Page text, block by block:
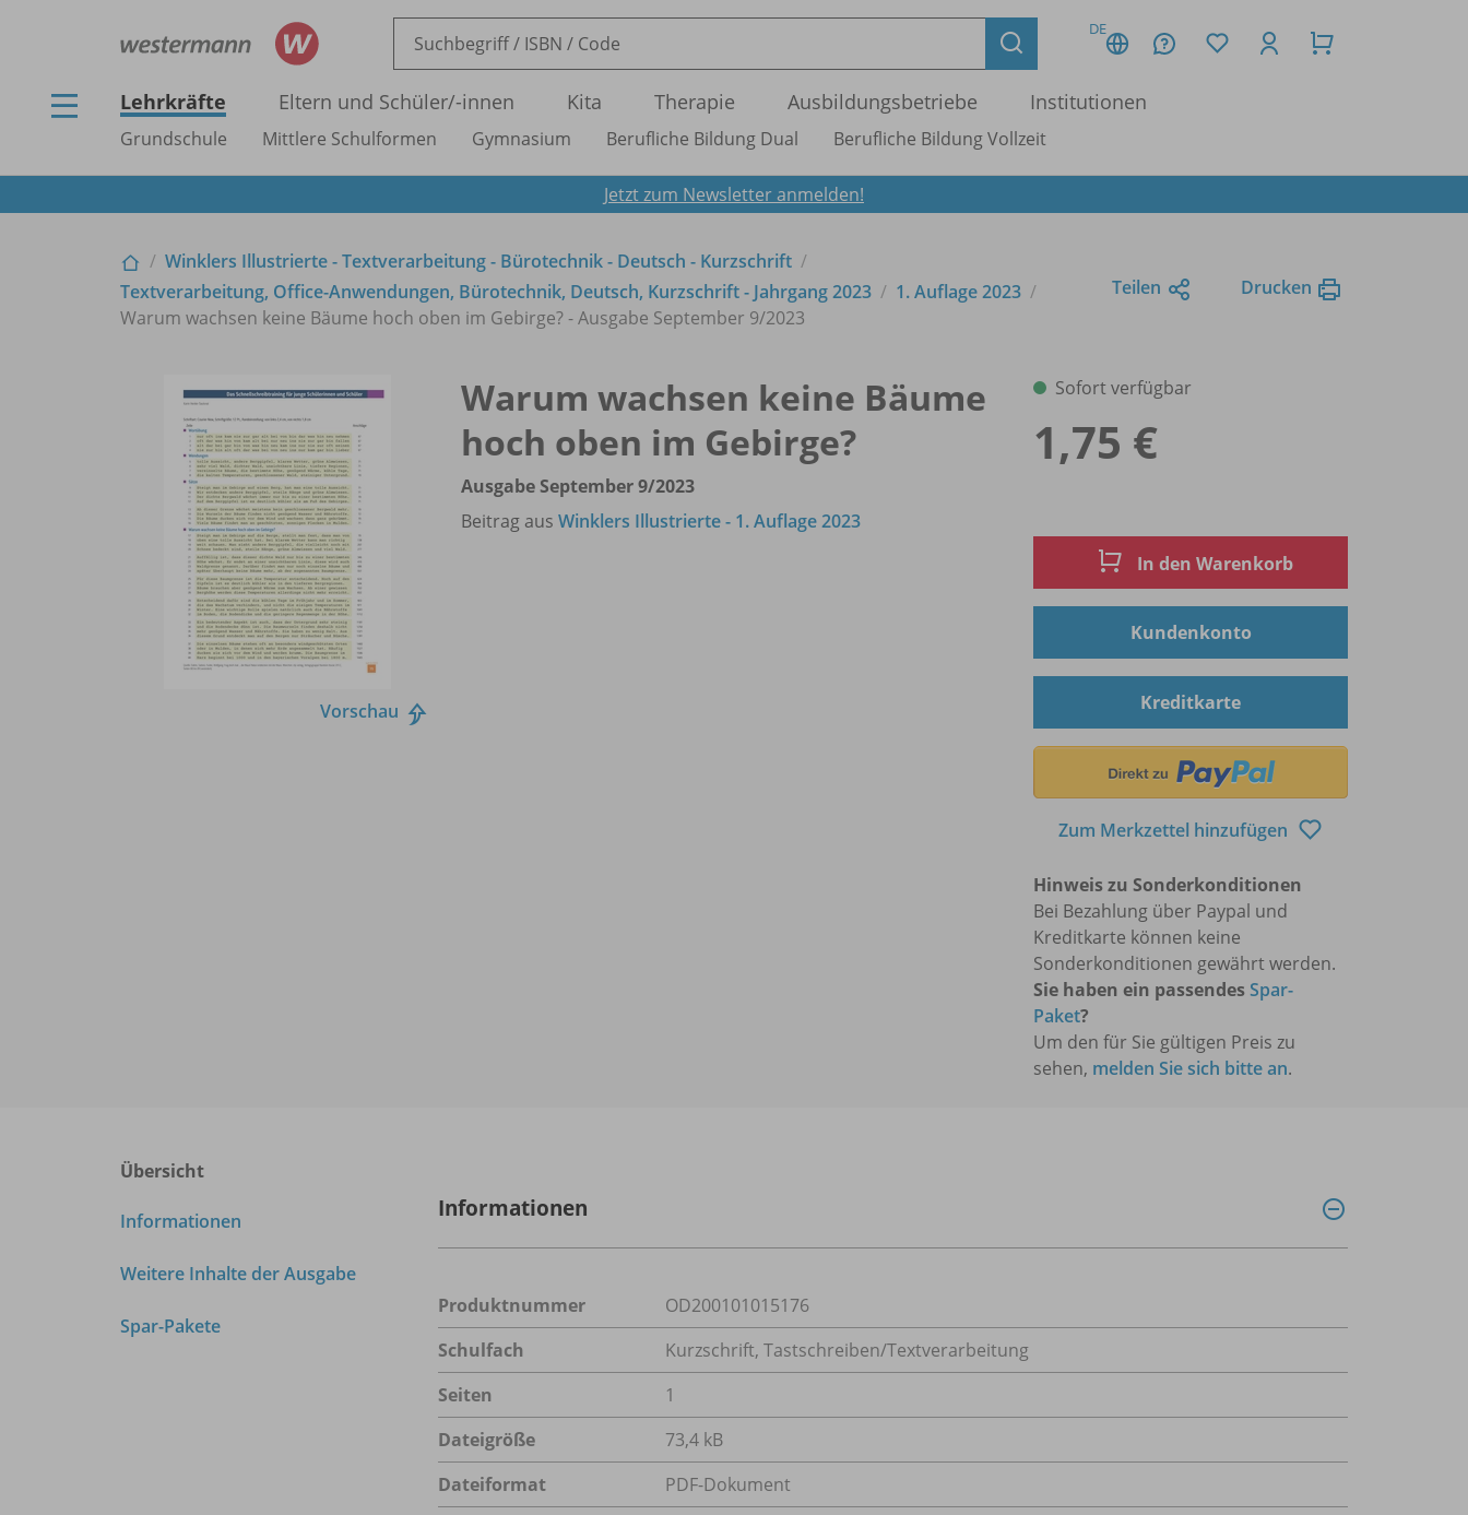
DE
Lehrkräfte Eltern und Schüler/-innen Kita Therapie Ausbildungsbetriebe Institutionen
Grundschule Mittlere Schulformen Gymnasium Berufliche Bildung Dual Berufliche Bildung Vollzeit
Jetzt zum Newsletter anmelden!
Winklers Illustrierte - Textverarbeitung - Bürotechnik - Deutsch - Kurzschrift
Textverarbeitung, Office-Anwendungen, Bürotechnik, Deutsch, Kurzschrift - Jahrgang 2023
1. Auflage 2023
Warum wachsen keine Bäume hoch oben im Gebirge? - Ausgabe September 9/2023
Teilen Drucken
Vorschau
Warum wachsen keine Bäume
hoch oben im Gebirge?
Ausgabe September 9/2023
Beitrag aus Winklers Illustrierte - 1. Auflage 2023
Sofort verfügbar
1,75 €
In den Warenkorb
Kundenkonto
Kreditkarte
Zum Merkzettel hinzufügen
Hinweis zu Sonderkonditionen
Bei Bezahlung über Paypal und
Kreditkarte können keine
Sonderkonditionen gewährt werden.
Sie haben ein passendesSpar-
Paket?
Um den für Sie gültigen Preis zu
sehen, melden Sie sich bitte an.
Übersicht
Informationen
Weitere Inhalte der Ausgabe
Spar-Pakete
Informationen
Produktnummer
OD200101015176
Schulfach
Kurzschrift, Tastschreiben/Textverarbeitung
Seiten
1
Dateigröße
73,4 kB
Dateiformat
PDF-Dokument